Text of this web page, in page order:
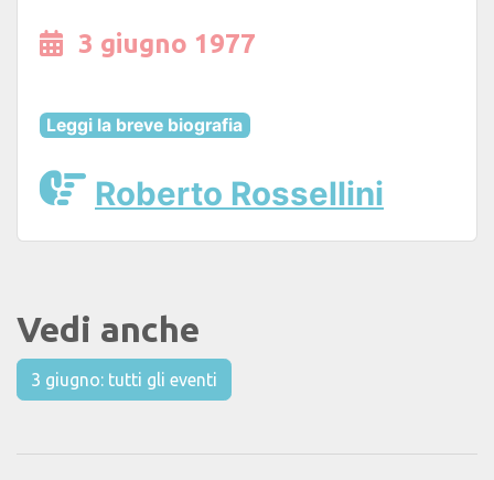
3 giugno 1977
Leggi la breve biografia
Roberto Rossellini
Vedi anche
3 giugno: tutti gli eventi